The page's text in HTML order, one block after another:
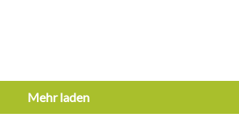
Mehr laden
Aufführungen